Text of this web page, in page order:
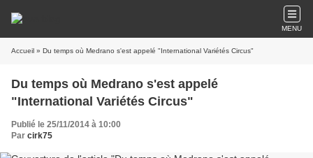
MENU
Accueil » Du temps où Medrano s'est appelé "International Variétés Circus"
Du temps où Medrano s'est appelé
"International Variétés Circus"
Publié le 25/11/2014 à 10:00
Par cirk75